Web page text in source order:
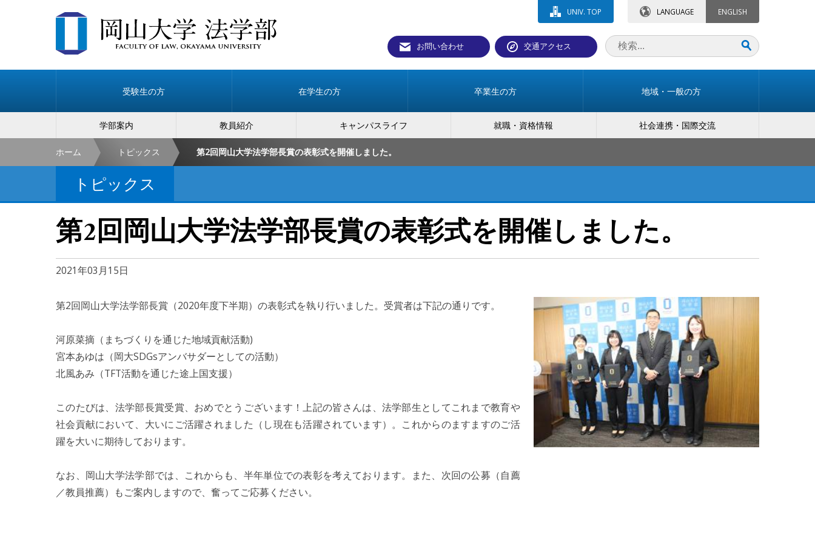
UNIV. TOP LANGUAGE ENGLISH
お問い合わせ 交通アクセス
受験生の方 在学生の方 卒業生の方 地域・一般の方
学部案内 教員紹介 キャンパスライフ 就職・資格情報 社会連携・国際交流
ホーム トピックス 第2回岡山大学法学部長賞の表彰式を開催しました。
トピックス
第2回岡山大学法学部長賞の表彰式を開催しました。
2021年03月15日
第2回岡山大学法学部長賞（2020年度下半期）の表彰式を執り行いました。受賞者は下記の通りです。
河原菜摘（まちづくりを通じた地域貢献活動)
宮本あゆは（岡大SDGsアンバサダーとしての活動）
北風あみ（TFT活動を通じた途上国支援）
このたびは、法学部長賞受賞、おめでとうございます！上記の皆さんは、法学部生としてこれまで教育や
社会貢献において、大いにご活躍されました（し現在も活躍されています）。これからのますますのご活
躍を大いに期待しております。
なお、岡山大学法学部では、これからも、半年単位での表彰を考えております。また、次回の公募（自薦
／教員推薦）もご案内しますので、奮ってご応募ください。